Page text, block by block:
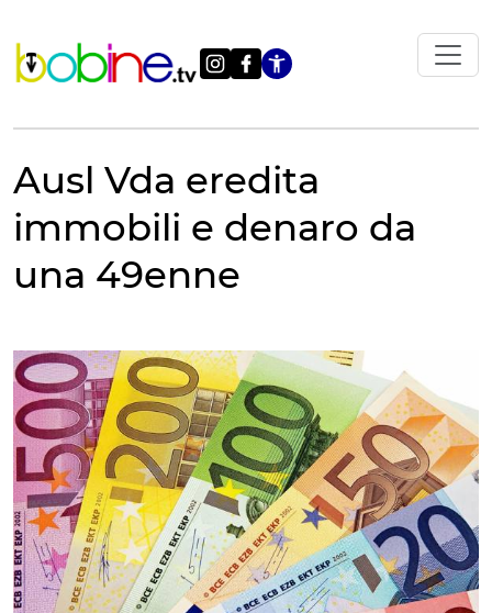
contenuto
Apri le
Ausl Vda eredita
immobili e denaro da
una 49enne